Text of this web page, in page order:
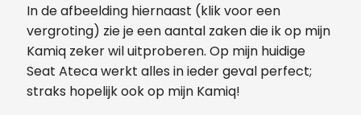
In de afbeelding hiernaast (klik voor een
vergroting) zie je een aantal zaken die ik op mijn
Kamiq zeker wil uitproberen. Op mijn huidige
Seat Ateca werkt alles in ieder geval perfect;
straks hopelijk ook op mijn Kamiq!